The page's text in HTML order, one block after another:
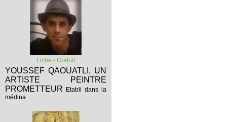
Fiche - Gratuit
YOUSSEF QAOUATLI, UN
ARTISTE PEINTRE
PROMETTEUR
Etabli dans la
médina ...